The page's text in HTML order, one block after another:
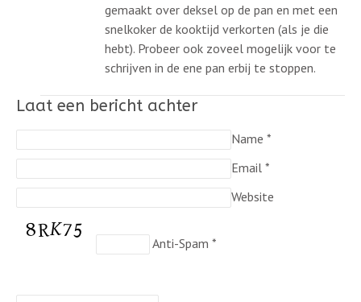
gemaakt over deksel op de pan en met een
snelkoker de kooktijd verkorten (als je die
hebt). Probeer ook zoveel mogelijk voor te
schrijven in de ene pan erbij te stoppen.
Laat een bericht achter
Name *
Email *
Website
Anti-Spam *